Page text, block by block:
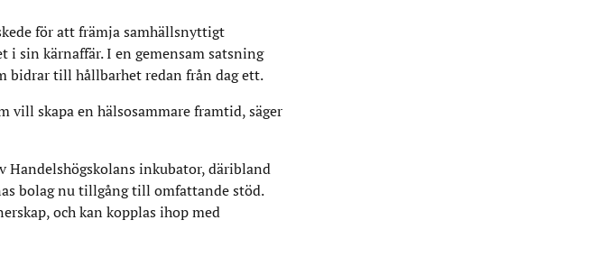
för att främja samhällsnyttigt
i sin kärnaffär. I en gemensam satsning
bidrar till hållbarhet redan från dag ett.
vill skapa en hälsosammare framtid, säger
Handelshögskolans inkubator, däribland
bolag nu tillgång till omfattande stöd.
och kan kopplas ihop med